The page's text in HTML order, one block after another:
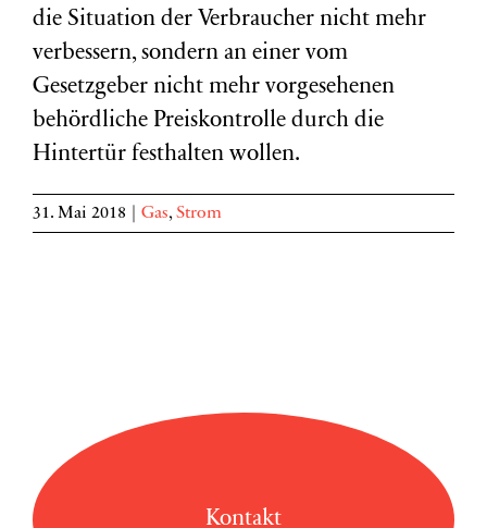
die Situation der Verbraucher nicht mehr
verbessern, sondern an einer vom
Gesetzgeber nicht mehr vorgesehenen
behördliche Preiskontrolle durch die
Hintertür festhalten wollen.
31. Mai 2018 Gas, Strom
Kontakt